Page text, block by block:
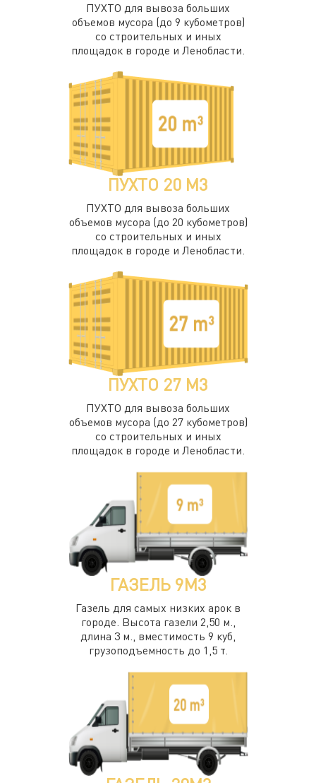
ПУХТО для вывоза больших
объемов мусора (до 9 кубометров)
со строительных и иных
площадок в городе и Ленобласти.
ПУХТО 20 М3
ПУХТО для вывоза больших
объемов мусора (до 20 кубометров)
со строительных и иных
площадок в городе и Ленобласти.
ПУХТО 27 М3
ПУХТО для вывоза больших
объемов мусора (до 27 кубометров)
со строительных и иных
площадок в городе и Ленобласти.
ГАЗЕЛЬ 9М3
Газель для самых низких арок в
городе. Высота газели 2,50 м.,
длина 3 м., вместимость 9 куб,
грузоподъемность до 1,5 т.